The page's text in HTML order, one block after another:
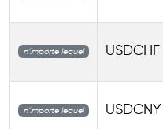
n’importe lequel USDCHF
n’importe lequel USDCNY